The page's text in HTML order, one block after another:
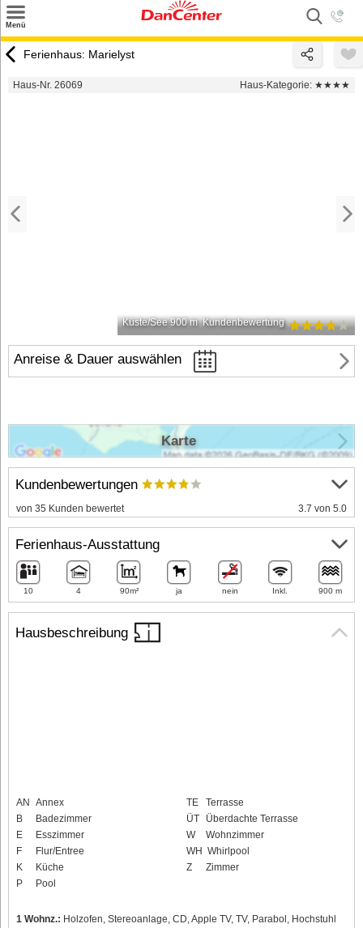
Menü
Urlaubsziele
Ferienhaus: Marielyst
Haus-Nr. 26069 Haus-Kategorie: ★★★★
Küste/See 900 m Kundenbewertung
Anreise & Dauer auswählen
Hausbeschreibung
AN Annex
B
Badezimmer
E
Esszimmer
F
Flur/Entree
K
Küche
P
Pool
TE
Terrasse
ÜT
Überdachte Terrasse
W
Wohnzimmer
WH Whirlpool
Z
Zimmer
1 Wohnz.: Holzofen, Stereoanlage, CD, Apple TV, TV, Parabol, Hochstuhl
Kundenbewertungen
von 35 Kunden bewertet 3.7 von 5.0
Ferienhaus-Ausstattung
10 4 90m² ja nein Inkl. 900 m
Karte